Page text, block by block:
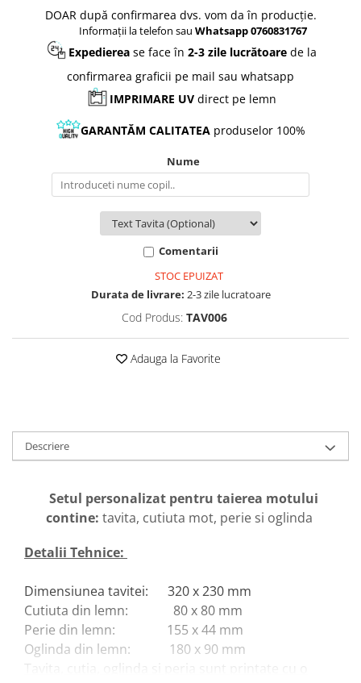
DOAR după confirmarea dvs. vom da în producție.
Informații la telefon sau Whatsapp 0760831767
Expedierea se face în 2-3 zile lucrătoare de la
confirmarea graficii pe mail sau whatsapp
IMPRIMARE UVdirect pe lemn
GARANTĂM CALITATEAproduselor 100%
Nume
Comentarii
STOC EPUIZAT
Durata de livrare: 2-3 zile lucratoare
Cod Produs: TAV006
Adauga la Favorite
Descriere
Setul personalizat pentru taierea motului
contine: tavita, cutiuta mot, perie si oglinda
Detalii Tehnice:
Dimensiunea tavitei: 320 x 230 mm
Cutiuta din lemn: 80 x 80 mm
Perie din lemn: 155 x 44 mm
Oglinda din lemn: 180 x 90 mm
Tavita, cutia, oglinda si peria sunt printate cu o